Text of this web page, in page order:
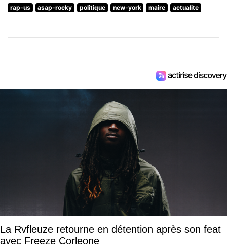
rap-us asap-rocky politique new-york maire actualite
La Rvfleuze retourne en détention après son feat
avec Freeze Corleone